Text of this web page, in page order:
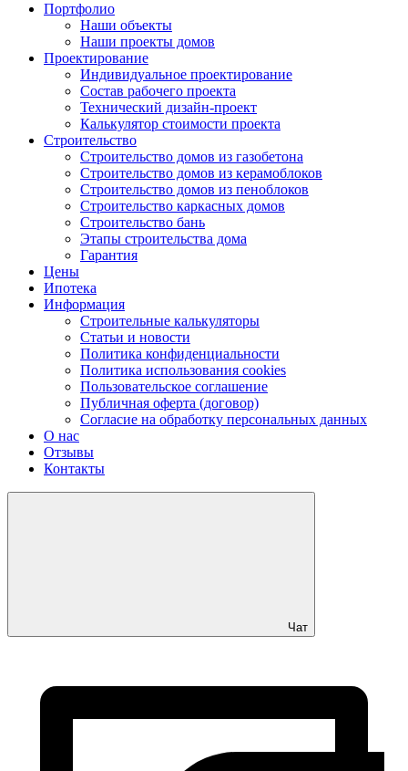
Портфолио
Наши объекты
Наши проекты домов
Проектирование
Индивидуальное проектирование
Состав рабочего проекта
Технический дизайн-проект
Калькулятор стоимости проекта
Строительство
Строительство домов из газобетона
Строительство домов из керамоблоков
Строительство домов из пеноблоков
Строительство каркасных домов
Строительство бань
Этапы строительства дома
Гарантия
Цены
Ипотека
Информация
Строительные калькуляторы
Статьи и новости
Политика конфиденциальности
Политика использования cookies
Пользовательское соглашение
Публичная оферта (договор)
Согласие на обработку персональных данных
О нас
Отзывы
Контакты
Чат